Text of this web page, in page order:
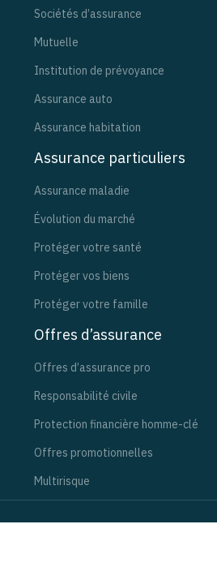
Sociétés d’assurance
Mutuelle
Institution de prévoyance
Assurance auto
Assurance habitation
Assurance particuliers
Assurance maladie
Évolution du marché
Protéger votre santé
Protéger vos biens
Protéger votre famille
Offres d’assurance
Offres d’assurance pro
Responsabilité civile
Protection financière homme-clé
Offres promotionnelles
Multirisque